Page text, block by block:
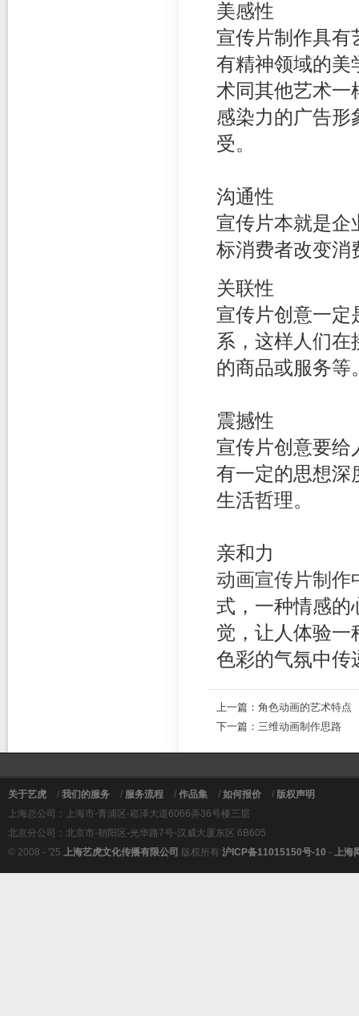
美感性
宣传片制作具有
有精神领域的美
术同其他艺术一
感染力的广告形
受。
沟通性
宣传片本就是企
标消费者改变消
关联性
宣传片创意一定
系，这样人们在
的商品或服务等
震撼性
宣传片创意要给
有一定的思想深
生活哲理。
亲和力
动画宣传片制作
式，一种情感的
觉，让人体验一
色彩的气氛中传
上一篇： 角色动画的艺术特点
下一篇： 三维动画制作思路
关于艺虎 / 我们的服务 / 服务流程 / 作品集 / 如何报价 / 版权声明
上海总公司：上海市-青浦区-崧泽大道6066弄36号楼三层
北京分公司：北京市-朝阳区-光华路7号-汉威大厦东区 6B605
© 2008 - '25 上海艺虎文化传播有限公司 版权所有 沪ICP备11015150号-10 - 上海